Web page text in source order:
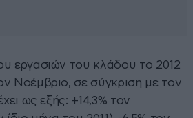
εργασιών του κλάδου το 2012
Νοέμβριο, σε σύγκριση με τον
ως εξής: +14,3% τον